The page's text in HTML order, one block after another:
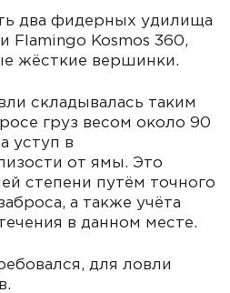
два фидерных удилища
Flamingo Kosmos 360,
жёсткие вершинки.
складывалась таким
груз весом около 90
уступ в
от ямы. Это
степени путём точного
а также учёта
в данном месте.
для ловли